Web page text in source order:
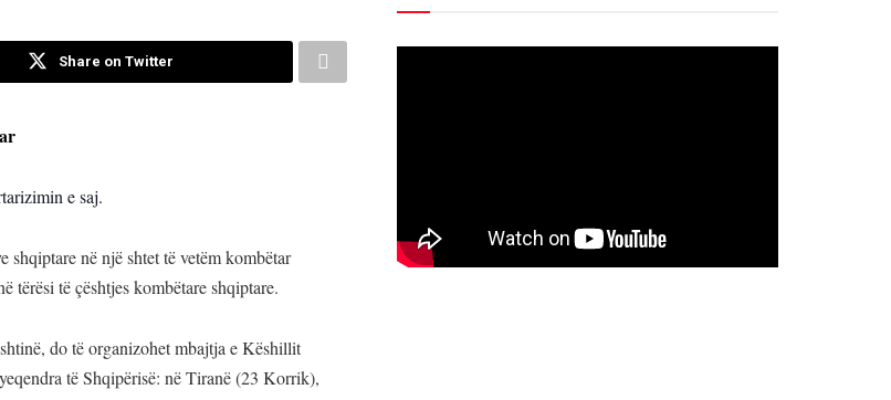
Share on Twitter
e saj.
në një shtet të vetëm kombëtar
të çështjes kombëtare shqiptare.
do të organizohet mbajtja e Këshillit
të Shqipërisë: në Tiranë (23 Korrik),